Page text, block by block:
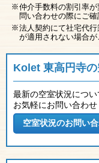
仲介手数料の割引率
問い合わせの際にご
法人契約にて社宅代
が適用されない場合が
Kolet 東高円寺
最新の空室状況につい
お気軽にお問い合わせ